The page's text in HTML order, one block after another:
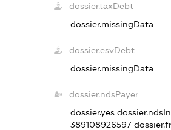
dossier.taxDebt
dossier.missingData
dossier.esvDebt
dossier.missingData
dossier.ndsPayer
dossier.yes
389108926597